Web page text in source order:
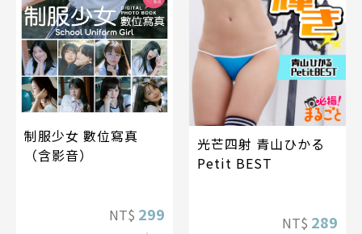
制服少女 數位寫真
（含影音）
NT$ 299
光芒四射 青山ひかる
Petit BEST
NT$ 289